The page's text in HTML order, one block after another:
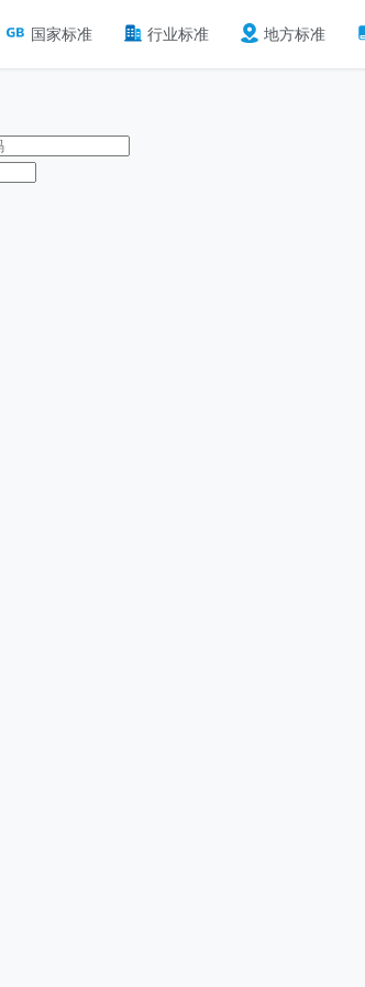
国家标准 行业标准 地方标准